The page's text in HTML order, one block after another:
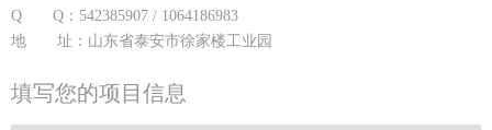
Q Q：542385907 / 1064186983
地 址：山东省泰安市徐家楼工业园
填写您的项目信息